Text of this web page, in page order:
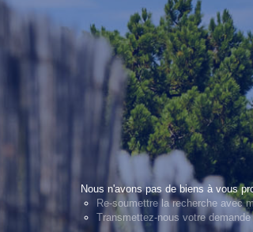
Nous n'avons pas de biens à vous
Re-soumettre la recherche avec
Transmettez-nous votre demande